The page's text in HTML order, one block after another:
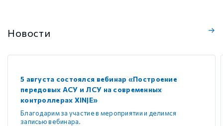
Новости
5 августа состоялся вебинар «Построение
передовых АСУ и ЛСУ на современных
контроллерах XINJE»
Благодарим за участие в мероприятии и делимся
записью вебинара.